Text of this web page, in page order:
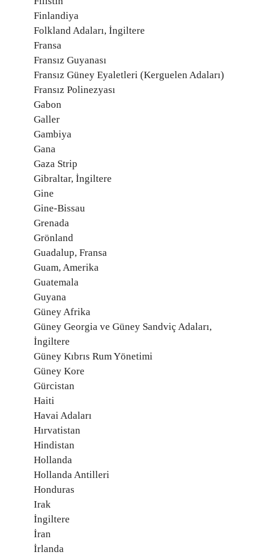
Finlandiya
Folkland Adaları, İngiltere
Fransa
Fransız Guyanası
Fransız Güney Eyaletleri (Kerguelen Adaları)
Fransız Polinezyası
Gabon
Galler
Gambiya
Gana
Gaza Strip
Gibraltar, İngiltere
Gine
Gine-Bissau
Grenada
Grönland
Guadalup, Fransa
Guam, Amerika
Guatemala
Guyana
Güney Afrika
Güney Georgia ve Güney Sandviç Adaları,
İngiltere
Güney Kıbrıs Rum Yönetimi
Güney Kore
Gürcistan
Haiti
Havai Adaları
Hırvatistan
Hindistan
Hollanda
Hollanda Antilleri
Honduras
Irak
İngiltere
İran
İrlanda